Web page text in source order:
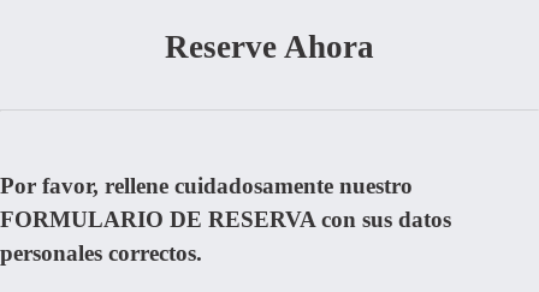
Reserve Ahora
Por favor, rellene cuidadosamente nuestro
FORMULARIO DE RESERVA con sus datos
personales correctos.